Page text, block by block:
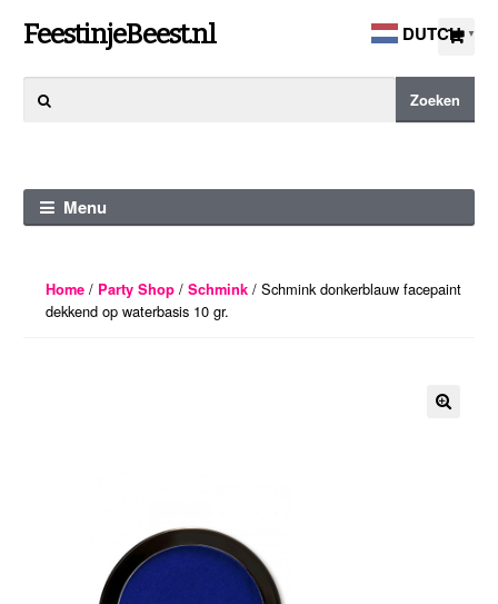
Ga
naar
navigatie
Ga
naar
de
FeestinjeBeest.nl
naar:
Zoeken
Menu
Home/ Party Shop/ Schmink/ Schmink donkerblauw facepaint
dekkend op waterbasis 10 gr.
DUTCH ▼